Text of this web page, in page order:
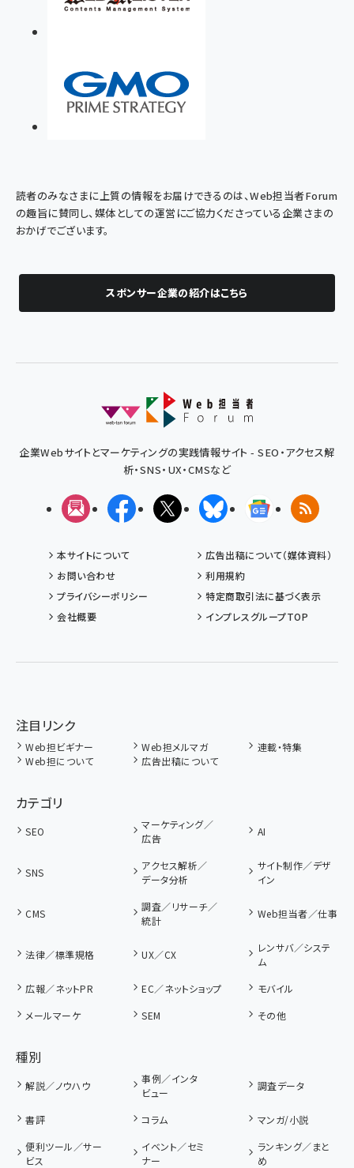
読者のみなさまに上質の情報をお届けできるのは、Web担当者Forum
の趣旨に賛同し、媒体としての運営にご協力くださっている企業さまの
おかげでございます。
スポンサー企業の紹介はこちら
企業Webサイトとマーケティングの実践情報サイト - SEO・アクセス解
析・SNS・UX・CMSなど
メルマガFacebookX(エックス)BlueskyGoogleニュ
RSS
本サイトについて
広告出稿について（媒体資料）
お問い合わせ
利用規約
プライバシーポリシー
特定商取引法に基づく表示
会社概要
インプレスグループTOP
注目リンク
Web担ビギナー Web担メルマガ
連載・特集
Web担について
広告出稿について
カテゴリ
SEO
マーケティング／
広告
AI
SNS
アクセス解析／
データ分析
サイト制作／デザ
イン
CMS
調査／リサーチ／
統計
Web担当者／仕事
法律／標準規格 UX／CX
レンサバ／システ
ム
広報／ネットPR
EC／ネットショップ
モバイル
メールマーケ
SEM その他
種別
解説／ノウハウ
事例／インタ
ビュー
調査データ
書評 コラム
マンガ/小説
便利ツール／サー
ビス
イベント／セミ
ナー
ランキング／まと
め